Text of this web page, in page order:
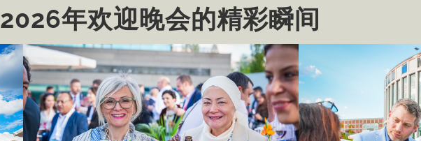
2026年欢迎晚会的精彩瞬间